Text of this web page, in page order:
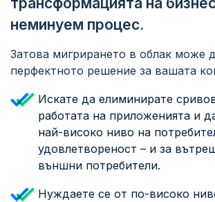
неминуем процес.
Затова мигрирането в облак може
перфектното решение за вашата
Искате да елиминирате
работата на приложенията и
най-високо ниво на
удовлетвореност – и за
външни потребители.
Нуждаете се от по-високо